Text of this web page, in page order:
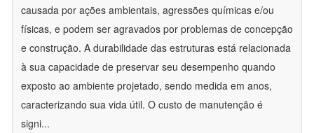
causada por ações ambientais, agressões químicas e/ou
físicas, e podem ser agravados por problemas de concepção
e construção. A durabilidade das estruturas está relacionada
à sua capacidade de preservar seu desempenho quando
exposto ao ambiente projetado, sendo medida em anos,
caracterizando sua vida útil. O custo de manutenção é
signi...